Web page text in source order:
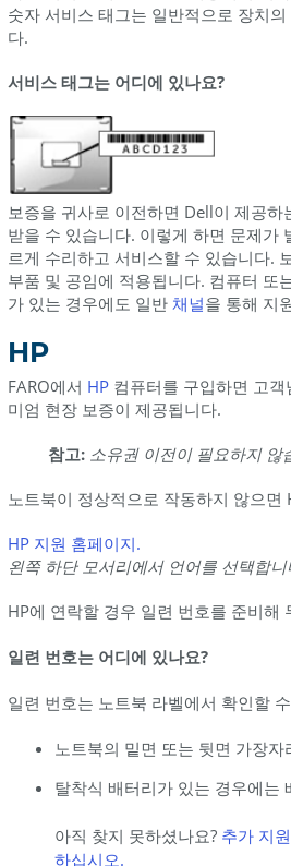
숫자 서비스 태그는 일반적으로 장치
다.
서비스 태그는 어디에 있나요?
보증을 귀사로 이전하면 Dell이 제공하
받을 수 있습니다. 이렇게 하면 문제가
르게 수리하고 서비스할 수 있습니다.
부품 및 공임에 적용됩니다. 컴퓨터 또
가 있는 경우에도 일반 채널을 통해 지
HP
FARO에서 HP컴퓨터를 구입하면 고객
미엄 현장 보증이 제공됩니다.
참고: 소유권 이전이 필요하지 않
노트북이 정상적으로 작동하지 않으면
HP 지원 홈페이지.
왼쪽 하단 모서리에서 언어를 선택합니
HP에 연락할 경우 일련 번호를 준비해
일련 번호는 어디에 있나요?
일련 번호는 노트북 라벨에서 확인할
노트북의 밑면 또는 뒷면 가장자
탈착식 배터리가 있는 경우에는
아직 찾지 못하셨나요?추가 지
하십시오.